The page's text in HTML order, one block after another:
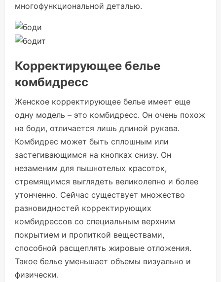
многофункциональной деталью.
Корректирующее белье
комбидресс
Женское корректирующее белье имеет еще
одну модель – это комбидресс. Он очень похож
на боди, отличается лишь длиной рукава.
Комбидрес может быть сплошным или
застегивающимся на кнопках снизу. Он
незаменим для пышнотелых красоток,
стремящимся выглядеть великолепно и более
утонченно. Сейчас существует множество
разновидностей корректирующих
комбидрессов со специальным верхним
покрытием и пропиткой веществами,
способной расщеплять жировые отложения.
Такое белье уменьшает объемы визуально и
физически.